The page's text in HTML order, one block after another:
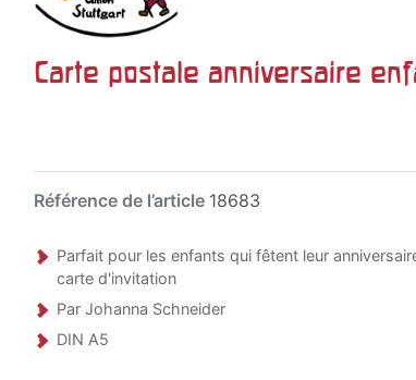
Carte postale anniversaire
Référence de l’article 18683
Parfait pour les enfants qui fêtent leur
carte d'invitation
Par Johanna Schneider
DIN A5